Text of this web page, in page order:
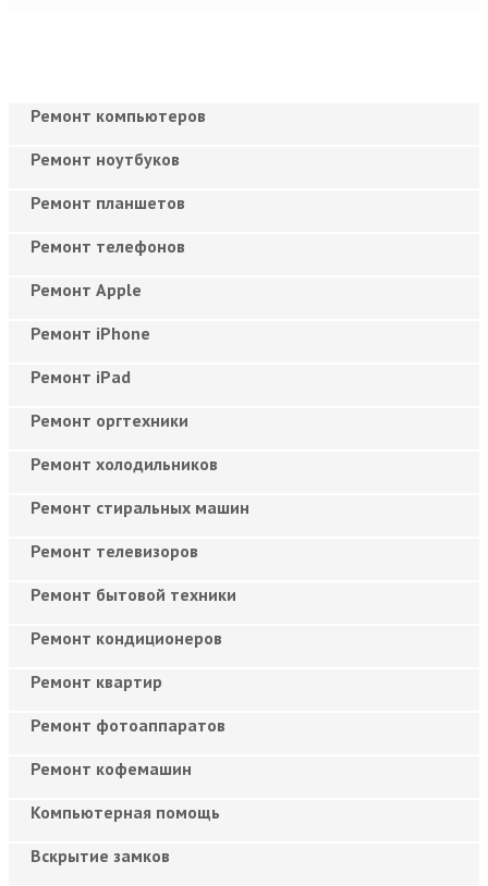
Ремонт компьютеров
Ремонт ноутбуков
Ремонт планшетов
Ремонт телефонов
Ремонт Apple
Ремонт iPhone
Ремонт iPad
Ремонт оргтехники
Ремонт холодильников
Ремонт стиральных машин
Ремонт телевизоров
Ремонт бытовой техники
Ремонт кондиционеров
Ремонт квартир
Ремонт фотоаппаратов
Ремонт кофемашин
Компьютерная помощь
Вскрытие замков